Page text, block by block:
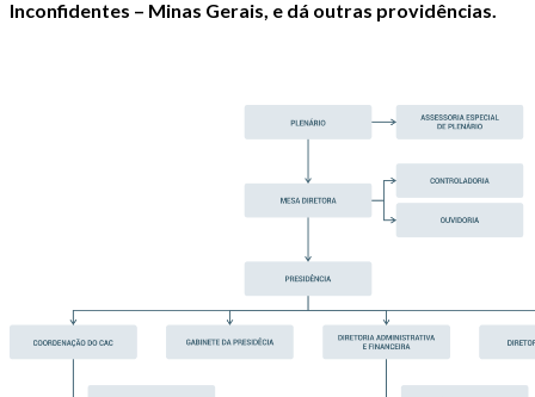
Inconfidentes – Minas Gerais, e dá outras providências.